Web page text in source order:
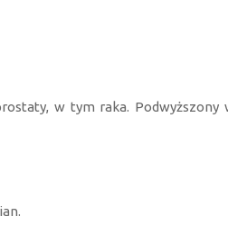
w tym raka. Podwyższony